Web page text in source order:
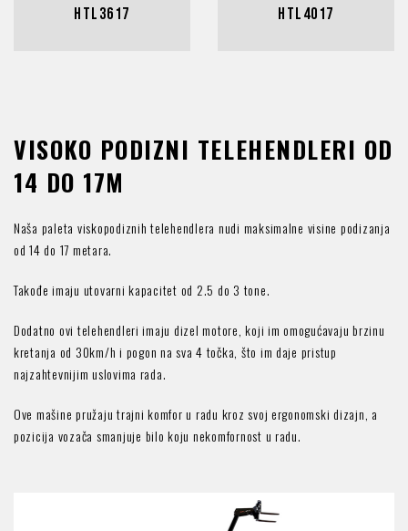
HTL3617 HTL4017
VISOKO PODIZNI TELEHENDLERI OD
14 DO 17M
Naša paleta viskopodiznih telehendlera nudi maksimalne visine podizanja
od 14 do 17 metara.
Takođe imaju utovarni kapacitet od 2.5 do 3 tone.
Dodatno ovi telehendleri imaju dizel motore, koji im omogućavaju brzinu
kretanja od 30km/h i pogon na sva 4 točka, što im daje pristup
najzahtevnijim uslovima rada.
Ove mašine pružaju trajni komfor u radu kroz svoj ergonomski dizajn, a
pozicija vozača smanjuje bilo koju nekomfornost u radu.